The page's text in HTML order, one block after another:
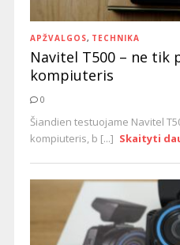
APŽVALGOS, TECHNIKA
Navitel T500 – ne tik
kompiuteris
0
Šiandien testuojame Navitel
kompiuteris, b [...] Skaityti